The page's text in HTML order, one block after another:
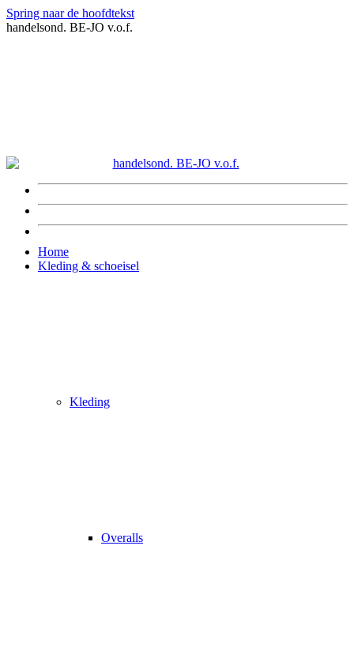
Spring naar de hoofdtekst
handelsond. BE-JO v.o.f.
Home
Kleding & schoeisel
Kleding
Overalls